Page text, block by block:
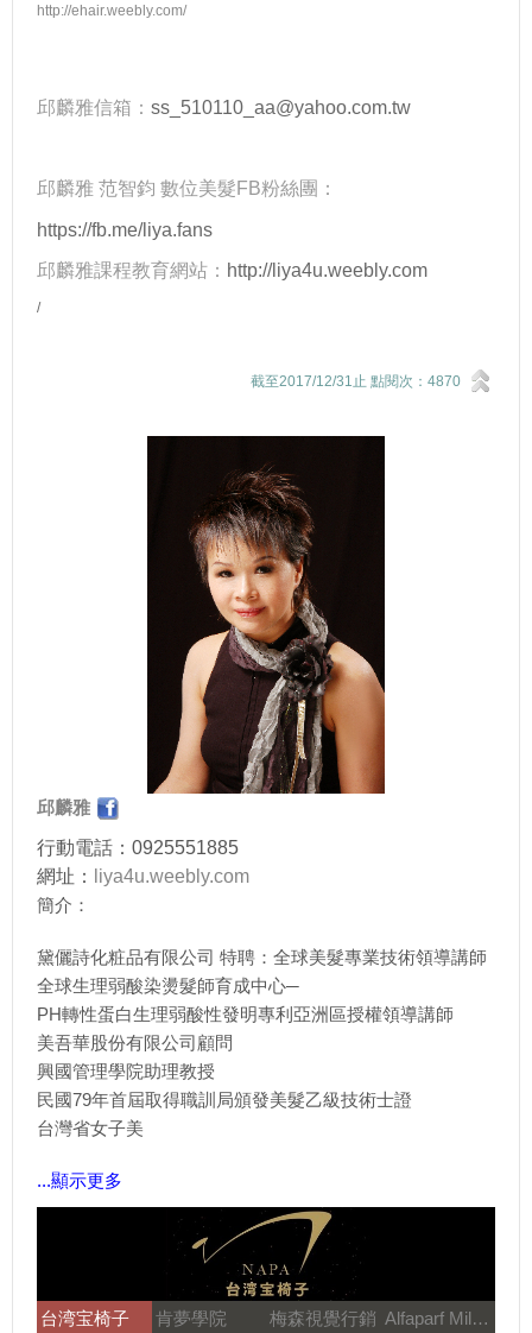
http://ehair.weebly.com/
邱麟雅信箱： ss_510110_aa@yahoo.com.tw
邱麟雅 范智鈞 數位美髮FB粉絲團：
https://fb.me/liya.fans
邱麟雅課程教育網站： http://liya4u.weebly.com
/
截至2017/12/31止 點閱次：4870
邱麟雅
行動電話：0925551885
網址：
liya4u.weebly.com
簡介：
黛儷詩化粧品有限公司 特聘：全球美髮專業技術領導講師
全球生理弱酸染燙髮師育成中心─
PH轉性蛋白生理弱酸性發明專利亞洲區授權領導講師
美吾華股份有限公司顧問
興國管理學院助理教授
民國79年首屆取得職訓局頒發美髮乙級技術士證
台灣省女子美
...顯示更多
台湾宝椅子 肯夢學院 梅森視覺行銷 Alfaparf Milano